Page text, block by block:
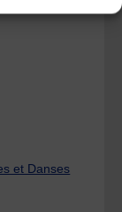
et Danses